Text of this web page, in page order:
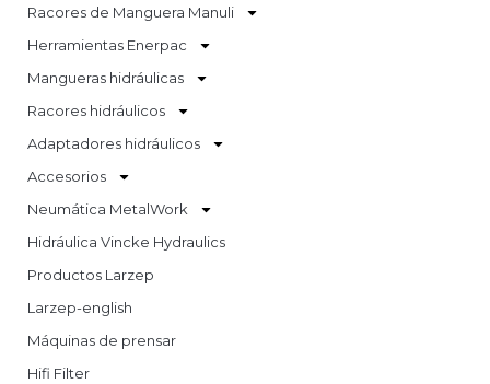
Racores de Manguera Manuli
Herramientas Enerpac
Mangueras hidráulicas
Racores hidráulicos
Adaptadores hidráulicos
Accesorios
Neumática MetalWork
Hidráulica Vincke Hydraulics
Productos Larzep
Larzep-english
Máquinas de prensar
Hifi Filter